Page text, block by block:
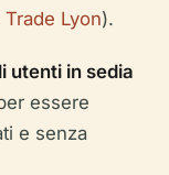
Trade Lyon).
utenti in sedia
essere
e senza